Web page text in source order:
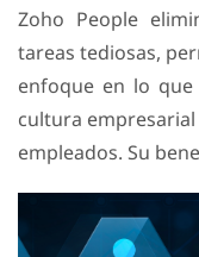
Zoho People
tareas tediosas,
enfoque en lo
cultura
empleados. Su